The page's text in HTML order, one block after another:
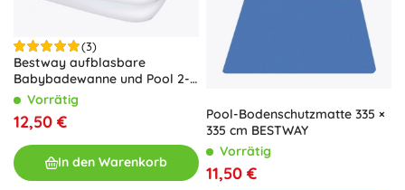
(3)
Bestway aufblasbare
Babybadewanne und Pool 2-
in-1 BABY STEP 1-2-3 (86 × 86
Vorrätig
12,50 €
In den Warenkorb
Pool-Bodenschutzmatte 335 ×
335 cm BESTWAY
Vorrätig
11,50 €